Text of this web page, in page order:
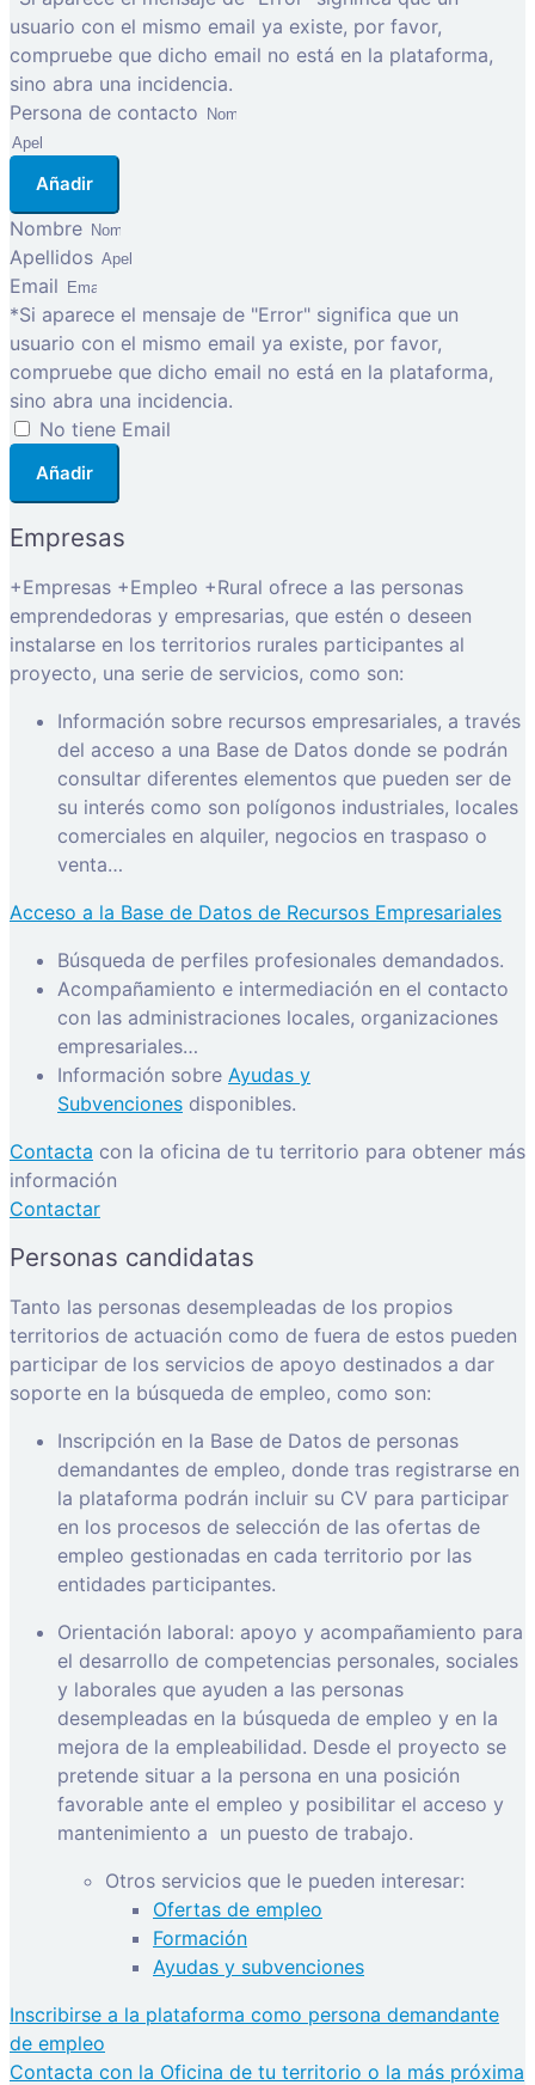
usuario con el mismo email ya existe, por favor,
compruebe que dicho email no está en la plataforma,
sino abra una incidencia.
Persona de contacto
Añadir
Nombre
Apellidos
Email
*Si aparece el mensaje de "Error" significa que un
usuario con el mismo email ya existe, por favor,
compruebe que dicho email no está en la plataforma,
sino abra una incidencia.
No tiene Email
Añadir
Empresas
+Empresas +Empleo +Rural ofrece a las personas
emprendedoras y empresarias, que estén o deseen
instalarse en los territorios rurales participantes al
proyecto, una serie de servicios, como son:
Información sobre recursos empresariales, a través
del acceso a una Base de Datos donde se podrán
consultar diferentes elementos que pueden ser de
su interés como son polígonos industriales, locales
comerciales en alquiler, negocios en traspaso o
venta…
Acceso a la Base de Datos de Recursos Empresariales
Búsqueda de perfiles profesionales demandados.
Acompañamiento e intermediación en el contacto
con las administraciones locales, organizaciones
empresariales…
Información sobre Ayudas y
Subvenciones disponibles.
Contacta con la oficina de tu territorio para obtener más
información
Contactar
Personas candidatas
Tanto las personas desempleadas de los propios
territorios de actuación como de fuera de estos pueden
participar de los servicios de apoyo destinados a dar
soporte en la búsqueda de empleo, como son:
Inscripción en la Base de Datos de personas
demandantes de empleo, donde tras registrarse en
la plataforma podrán incluir su CV para participar
en los procesos de selección de las ofertas de
empleo gestionadas en cada territorio por las
entidades participantes.
Orientación laboral: apoyo y acompañamiento para
el desarrollo de competencias personales, sociales
y laborales que ayuden a las personas
desempleadas en la búsqueda de empleo y en la
mejora de la empleabilidad. Desde el proyecto se
pretende situar a la persona en una posición
favorable ante el empleo y posibilitar el acceso y
mantenimiento a un puesto de trabajo.
Otros servicios que le pueden interesar:
Ofertas de empleo
Formación
Ayudas y subvenciones
Inscribirse a la plataforma como persona demandante
de empleo
Contacta con la Oficina de tu territorio o la más próxima